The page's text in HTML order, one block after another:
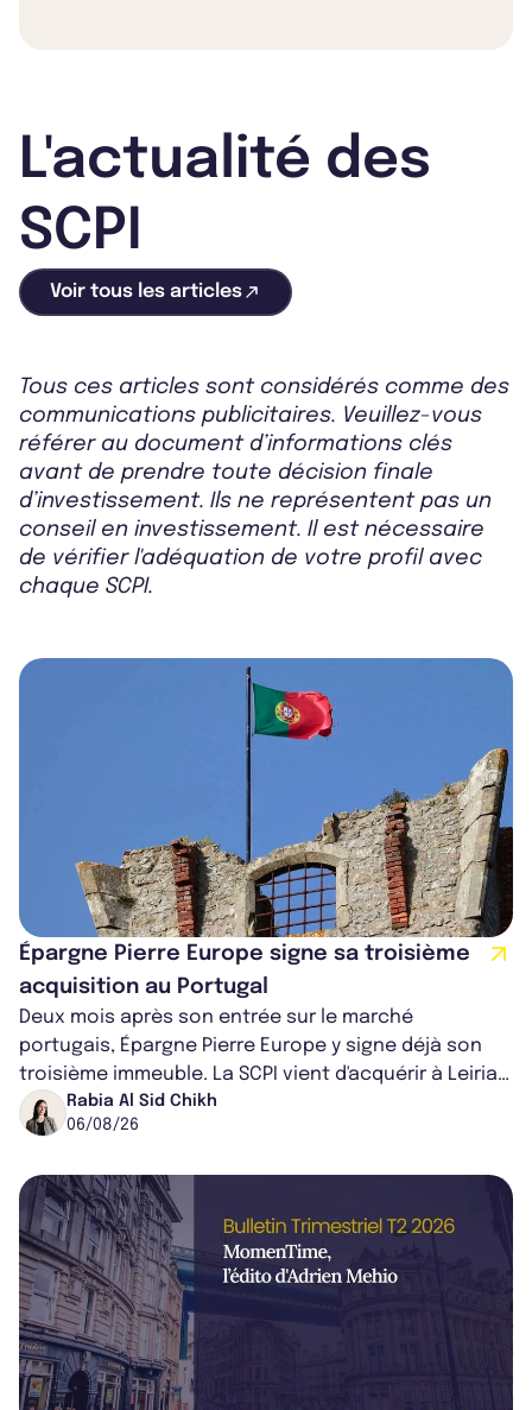
L'actualité des
SCPI
Voir tous les articles
Tous ces articles sont considérés comme des
communications publicitaires. Veuillez-vous
référer au document d’informations clés
avant de prendre toute décision finale
d’investissement. Ils ne représentent pas un
conseil en investissement. Il est nécessaire
de vérifier l'adéquation de votre profil avec
chaque SCPI.
Épargne Pierre Europe signe sa troisième
acquisition au Portugal
Deux mois après son entrée sur le marché
portugais, Épargne Pierre Europe y signe déjà son
troisième immeuble. La SCPI vient d'acquérir à Leiria,
dans le centre du pays, un établis...
Rabia Al Sid Chikh
06/08/26